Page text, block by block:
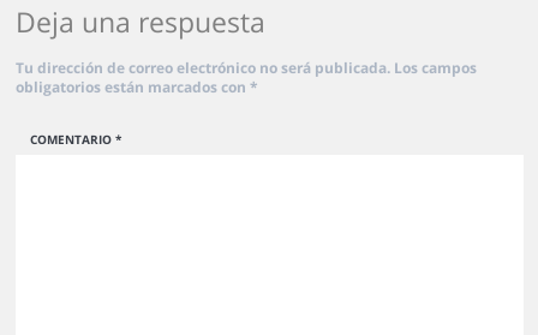
Deja una respuesta
Tu dirección de correo electrónico no será publicada. Los campos
obligatorios están marcados con *
COMENTARIO *